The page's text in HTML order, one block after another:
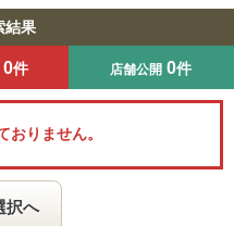
結果
0件 店舗公開 0件
おりません。
択へ